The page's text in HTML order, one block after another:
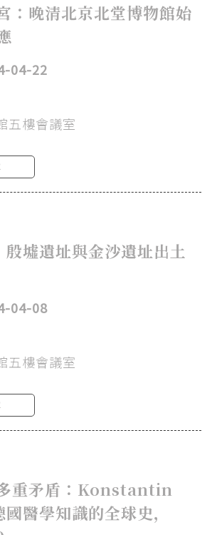
：晚清北京北堂博物館始
04-22
五樓會議室
墟遺址與金沙遺址出土
04-08
五樓會議室
重矛盾：Konstantin
醫學知識的全球史，